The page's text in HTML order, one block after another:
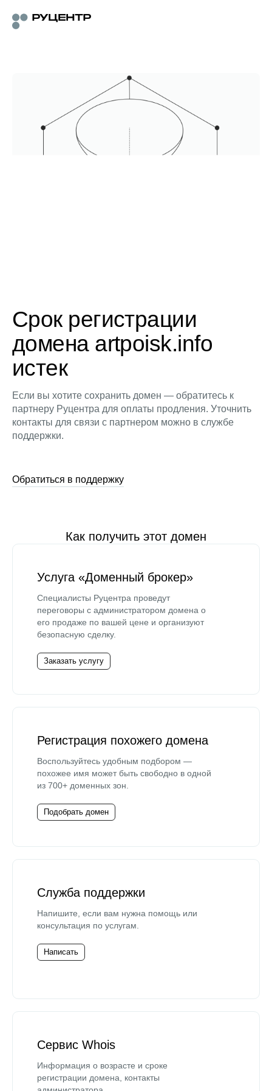
Срок регистрации
домена artpoisk.info
истек
Если вы хотите сохранить домен — обратитесь к
партнеру Руцентра для оплаты продления. Уточнить
контакты для связи с партнером можно в службе
поддержки.
Обратиться в поддержку
Как получить этот домен
Услуга «Доменный брокер»
Специалисты Руцентра проведут
переговоры с администратором домена о
его продаже по вашей цене и организуют
безопасную сделку.
Заказать услугу
Регистрация похожего домена
Воспользуйтесь удобным подбором —
похожее имя может быть свободно в одной
из 700+ доменных зон.
Подобрать домен
Служба поддержки
Напишите, если вам нужна помощь или
консультация по услугам.
Написать
Сервис Whois
Информация о возрасте и сроке
регистрации домена, контакты